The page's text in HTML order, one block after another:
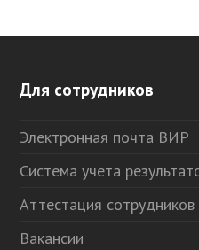
Для сотрудников
Электронная почта ВИР
Система учета
Аттестация сотрудников
Вакансии